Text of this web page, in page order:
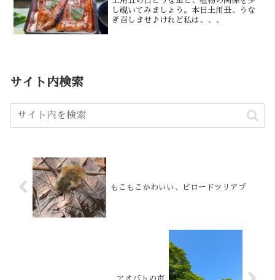
し覗いてみましょう。本日土用丑、うな
ぎ召しませ♪けれど私は、、、
サイト内検索
もこもこかわいい、ビロードツリアブ